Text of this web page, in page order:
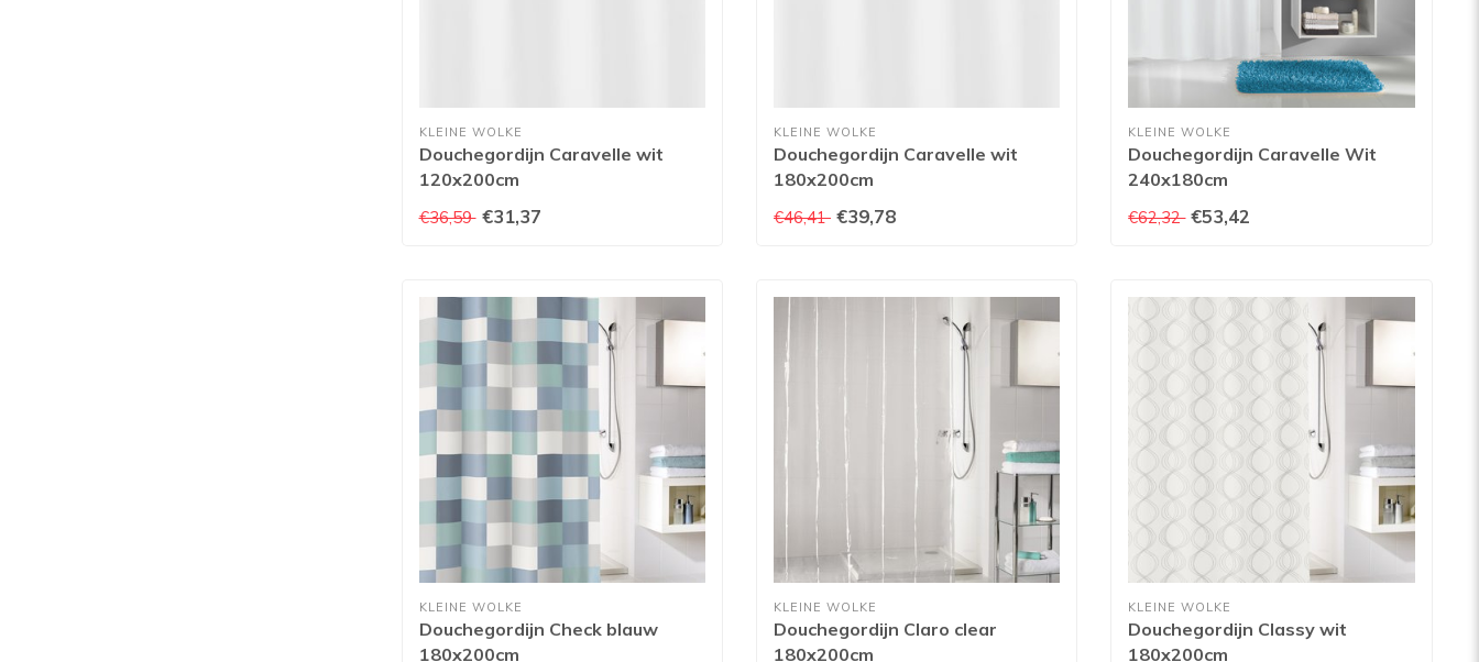
KLEINE WOLKE
Douchegordijn Caravelle wit
120x200cm
€36,59 €31,37
KLEINE WOLKE
Douchegordijn Caravelle wit
180x200cm
€46,41 €39,78
KLEINE WOLKE
Douchegordijn Caravelle Wit
240x180cm
€62,32 €53,42
KLEINE WOLKE
Douchegordijn Check blauw
180x200cm
KLEINE WOLKE
Douchegordijn Claro clear
180x200cm
KLEINE WOLKE
Douchegordijn Classy wit
180x200cm